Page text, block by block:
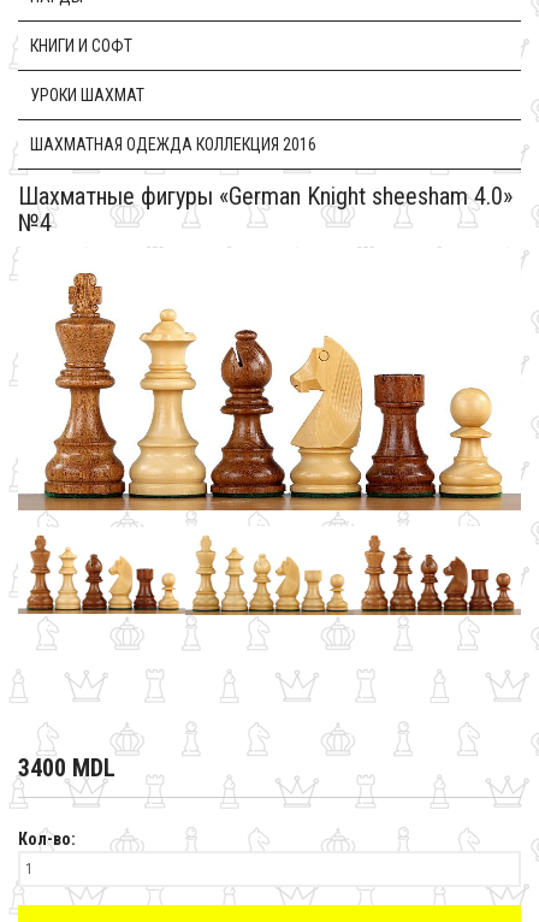
КНИГИ И СОФТ
УРОКИ ШАХМАТ
ШАХМАТНАЯ ОДЕЖДА КОЛЛЕКЦИЯ 2016
Шахматные фигуры «German Knight sheesham 4.0»
№4
3400 MDL
Кол-во: